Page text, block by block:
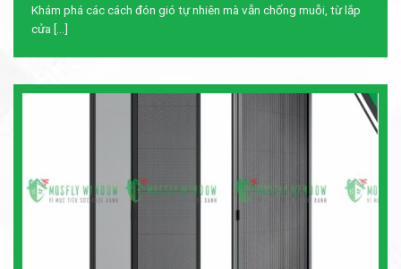
Khám phá các cách đón gió tự nhiên mà vẫn chống muỗi, từ lắp
cửa [...]